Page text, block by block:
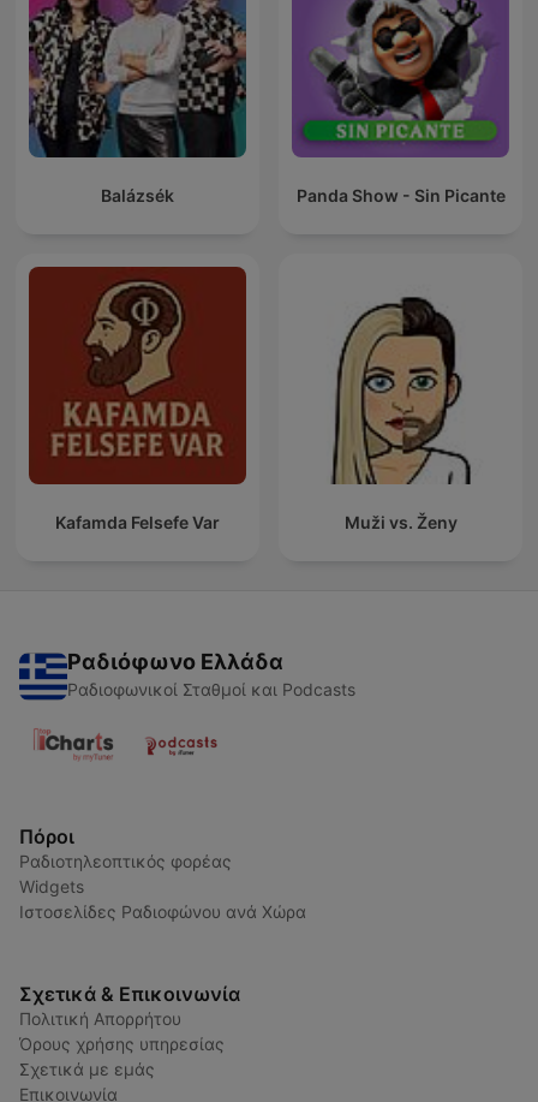
Balázsék Panda Show - Sin Picante
Kafamda Felsefe Var Muži vs. Ženy
Ραδιόφωνο Ελλάδα
Ραδιοφωνικοί Σταθμοί και Podcasts
Πόροι
Ραδιοτηλεοπτικός φορέας
Widgets
Ιστοσελίδες Ραδιοφώνου ανά Χώρα
Σχετικά & Επικοινωνία
Πολιτική Απορρήτου
Όρους χρήσης υπηρεσίας
Σχετικά με εμάς
Επικοινωνία